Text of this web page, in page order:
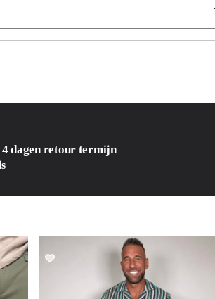
dagen retour termijn
SALE!